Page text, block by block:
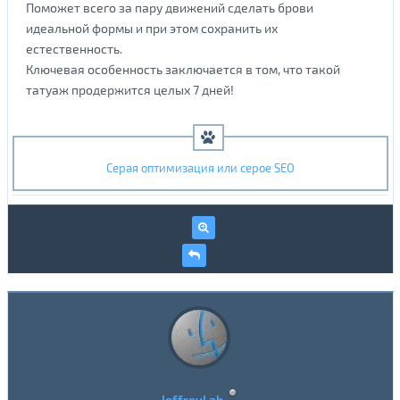
Поможет всего за пару движений сделать брови
идеальной формы и при этом сохранить их
естественность.
Ключевая особенность заключается в том, что такой
татуаж продержится целых 7 дней!
Серая оптимизация или серое SEO